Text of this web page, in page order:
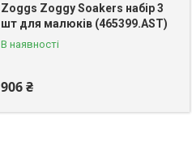
Zoggs Zoggy Soakers набір 3
шт для малюків (465399.AST)
В наявності
906 ₴